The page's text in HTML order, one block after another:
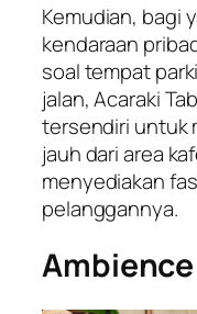
Kemudian, bagi
kendaraan
soal tempat
jalan, Acaraki
tersendiri untuk
jauh dari area
menyediakan
pelanggannya.
Ambience